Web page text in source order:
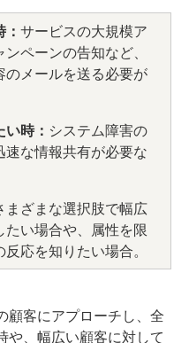
サービスの大規模ア
ペーンの告知など、
のメールを送る必要が
時： システム障害の
速な情報共有が必要な
まざまな選択肢で幅広
たい場合や、属性を限
応を知りたい場合。
顧客にアプローチし、全
や、幅広い顧客に対して